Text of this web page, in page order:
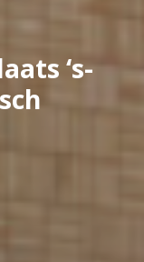
‘s-